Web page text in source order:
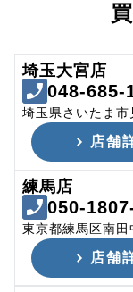
埼玉大宮店
048-685-
埼玉県さいたま
店舗
練馬店
050-
東京都練馬区南田
店舗